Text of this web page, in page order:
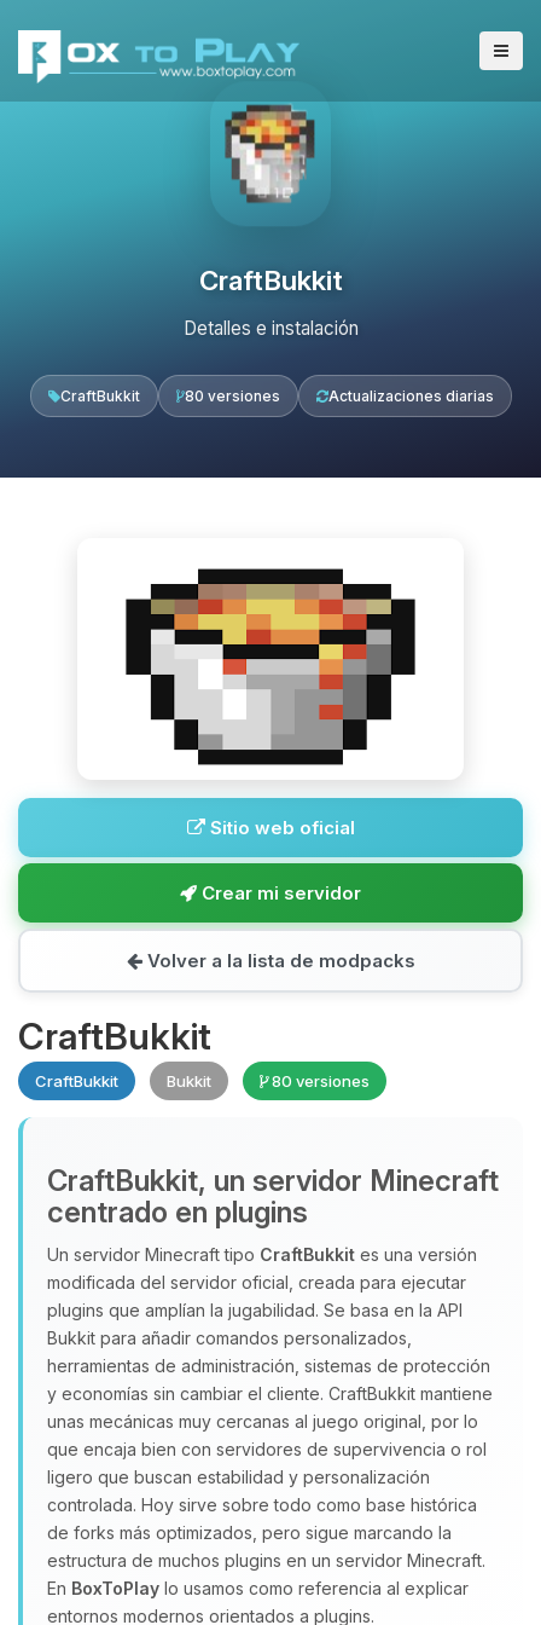
CraftBukkit
Detalles e instalación
CraftBukkit 80 versiones Actualizaciones diarias
Sitio web oficial
Crear mi servidor
Volver a la lista de modpacks
CraftBukkit
CraftBukkit Bukkit 80 versiones
CraftBukkit, un servidor Minecraft
centrado en plugins
Un servidor Minecraft tipo CraftBukkit es una versión
modificada del servidor oficial, creada para ejecutar
plugins que amplían la jugabilidad. Se basa en la API
Bukkit para añadir comandos personalizados,
herramientas de administración, sistemas de protección
y economías sin cambiar el cliente. CraftBukkit mantiene
unas mecánicas muy cercanas al juego original, por lo
que encaja bien con servidores de supervivencia o rol
ligero que buscan estabilidad y personalización
controlada. Hoy sirve sobre todo como base histórica
de forks más optimizados, pero sigue marcando la
estructura de muchos plugins en un servidor Minecraft.
En BoxToPlay lo usamos como referencia al explicar
entornos modernos orientados a plugins.
Yupi, por fin alguien con quien
hablar! Soy Choupy, tu pequeno
asistente de BoxToPlay. Cuentame
que necesitas y moveré mis
05/08/2026 21:47